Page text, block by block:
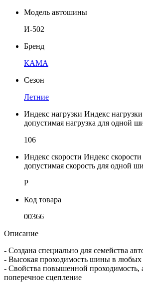
Модель автошины
И-502
Бренд
КАМА
Сезон
Летние
Индекс нагрузки Индекс
допустимая нагрузка для одной
106
Индекс скорости Индекс
допустимая скорость для одной
P
Код товара
00366
Описание
- Создана специально для семейства
- Высокая проходимость шины в любых
- Свойства повышенной проходимость,
поперечное сцепление